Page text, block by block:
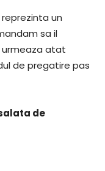
reprezinta un
sa il
urmeaza atat
de pregatire pas
de